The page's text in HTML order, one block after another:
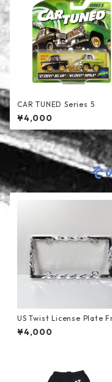
CAR TUNED Series 5
¥4,000
そ
US Twist License Plate
e
¥4,000